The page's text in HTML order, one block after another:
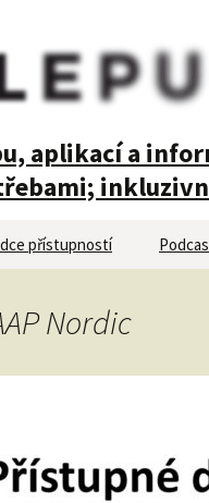
aplikací a
přístupností
Nordic